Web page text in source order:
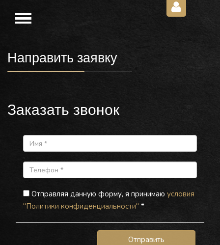
Направить заявку
Заказать звонок
Отправляя данную форму, я принимаю условия
"Политики конфиденциальности" *
Отправить